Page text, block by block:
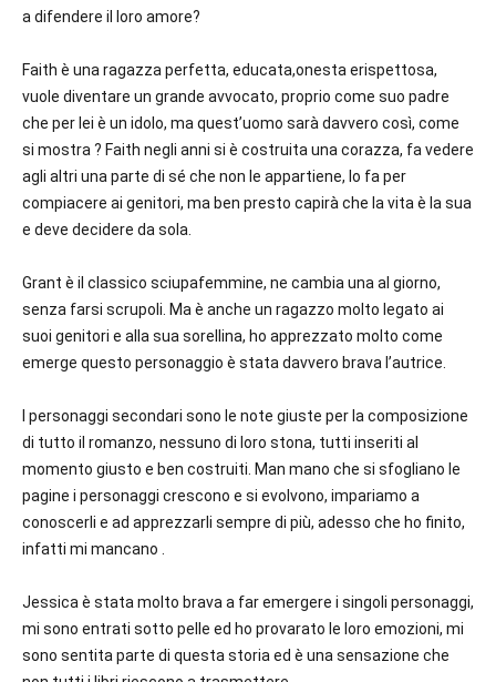
a difendere il loro amore?
Faith è una ragazza perfetta, educata,onesta erispettosa,
vuole diventare un grande avvocato, proprio come suo padre
che per lei è un idolo, ma quest’uomo sarà davvero così, come
si mostra ? Faith negli anni si è costruita una corazza, fa vedere
agli altri una parte di sé che non le appartiene, lo fa per
compiacere ai genitori, ma ben presto capirà che la vita è la sua
e deve decidere da sola.
Grant è il classico sciupafemmine, ne cambia una al giorno,
senza farsi scrupoli. Ma è anche un ragazzo molto legato ai
suoi genitori e alla sua sorellina, ho apprezzato molto come
emerge questo personaggio è stata davvero brava l’autrice.
I personaggi secondari sono le note giuste per la composizione
di tutto il romanzo, nessuno di loro stona, tutti inseriti al
momento giusto e ben costruiti. Man mano che si sfogliano le
pagine i personaggi crescono e si evolvono, impariamo a
conoscerli e ad apprezzarli sempre di più, adesso che ho finito,
infatti mi mancano .
Jessica è stata molto brava a far emergere i singoli personaggi,
mi sono entrati sotto pelle ed ho provarato le loro emozioni, mi
sono sentita parte di questa storia ed è una sensazione che